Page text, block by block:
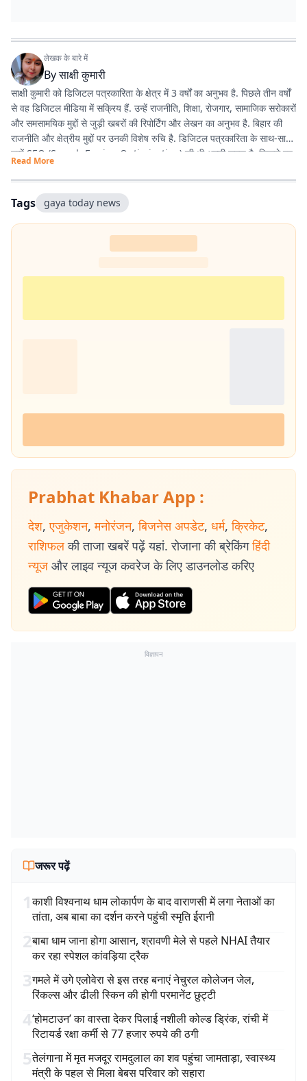
लेखक के बारे में
Byसाक्षी कुमारी
साक्षी कुमारी को डिजिटल पत्रकारिता के क्षेत्र में 3 वर्षों का अनुभव है. पिछले तीन वर्षों
से वह डिजिटल मीडिया में सक्रिय हैं. उन्हें राजनीति, शिक्षा, रोजगार, सामाजिक सरोकारों
और समसामयिक मुद्दों से जुड़ी खबरों की रिपोर्टिंग और लेखन का अनुभव है. बिहार की
राजनीति और क्षेत्रीय मुद्दों पर उनकी विशेष रुचि है. डिजिटल पत्रकारिता के साथ-साथ
उन्हें SEO (Search Engine Optimization) की भी अच्छी समझ है, जिससे वह
पाठकों तक समय पर और प्रभावी ढंग से खबरें पहुंचाने में दक्ष हैं. तथ्यपरक, विश्वसनीय
और SEO-अनुकूल समाचार तैयार करना उनकी प्रमुख कार्यशैली है.
Read More
Tags gaya today news
Prabhat Khabar App :
देश, एजुकेशन, मनोरंजन, बिजनेस अपडेट, धर्म, क्रिकेट,
राशिफल की ताजा खबरें पढ़ें यहां. रोजाना की ब्रेकिंग हिंदी
न्यूज और लाइव न्यूज कवरेज के लिए डाउनलोड करिए
विज्ञापन
जरूर पढ़ें
1काशी विश्वनाथ धाम लोकार्पण के बाद वाराणसी में लगा नेताओं का
तांता, अब बाबा का दर्शन करने पहुंची स्मृति ईरानी
2बाबा धाम जाना होगा आसान, श्रावणी मेले से पहले NHAI तैयार
कर रहा स्पेशल कांवड़िया ट्रैक
3गमले में उगे एलोवेरा से इस तरह बनाएं नेचुरल कोलेजन जेल,
रिंकल्स और ढीली स्किन की होगी परमानेंट छुट्टी
4‘होमटाउन’ का वास्ता देकर पिलाई नशीली कोल्ड ड्रिंक, रांची में
रिटायर्ड रक्षा कर्मी से 77 हजार रुपये की ठगी
5तेलंगाना में मृत मजदूर रामदुलाल का शव पहुंचा जामताड़ा, स्वास्थ्य
मंत्री के पहल से मिला बेबस परिवार को सहारा